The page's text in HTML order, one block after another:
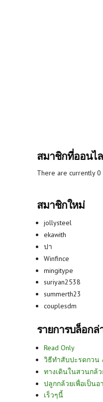
สมาชิกที่ออนไ
There are currently 0
สมาชิกใหม่
jollysteel
ekawith
ปา
Winfince
mingitype
suriyan2538
summerth23
couplesdm
รายการบล็อกล่
Read Only
วิธีทำสับปะรดกวน
ทางเดินในสวนกล้ว
ปลูกกล้วยเพื่อเป็นอ
เร็วๆนี้